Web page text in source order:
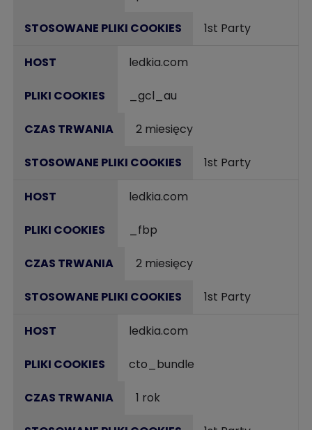
1st Party
ledkia.com
_gcl_au
2 miesięcy
1st Party
ledkia.com
_fbp
2 miesięcy
1st Party
ledkia.com
cto_bundle
1 rok